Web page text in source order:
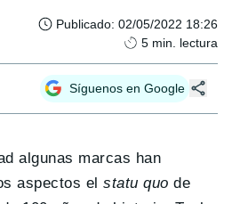
Publicado: 02/05/2022 18:26
5 min. lectura
Síguenos en Google
algunas marcas han
aspectos elstatu quo de